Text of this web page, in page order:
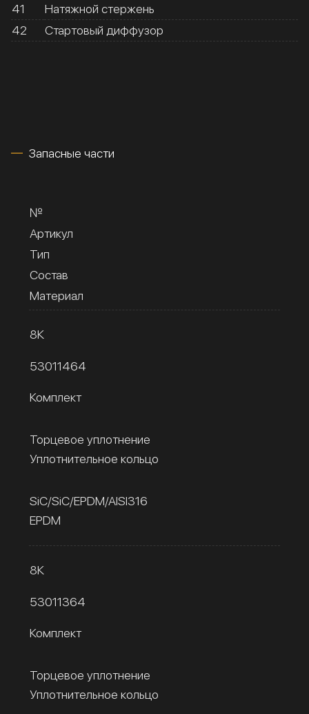
41
Натяжной стержень
42
Стартовый диффузор
Запасные части
№
Артикул
Тип
Состав
Материал
8К
53011464
Комплект
Торцевое уплотнение
Уплотнительное кольцо
SiC/SiC/EPDM/AISI316
EPDM
8К
53011364
Комплект
Торцевое уплотнение
Уплотнительное кольцо